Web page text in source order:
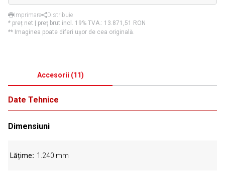
Imprimare
Distribuie
* preț net | preț brut incl. 19% TVA.: 13.871,51 RON
** Imaginea poate diferi ușor de cea originală.
Accesorii (11)
Date Tehnice
Dimensiuni
Lățime 1.240 mm